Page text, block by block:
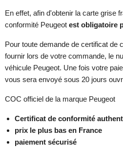
En effet, afin d'obtenir la carte grise
conformité Peugeot est obligatoire
Pour toute demande de certificat de
fournir lors de votre commande, le
véhicule Peugeot. Une fois votre
vous sera envoyé sous 20 jours
COC officiel de la marque Peugeot
Certificat de conformité
prix le plus bas en France
paiement sécurisé